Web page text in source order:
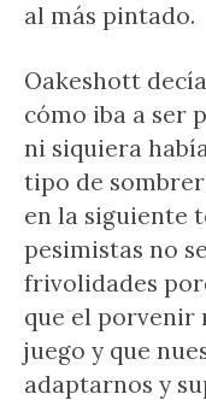
al más pintado.
Oakeshott
cómo iba a ser
ni siquiera
tipo de
en la siguiente
pesimistas no
frivolidades
que el porvenir
juego y que
adaptarnos y